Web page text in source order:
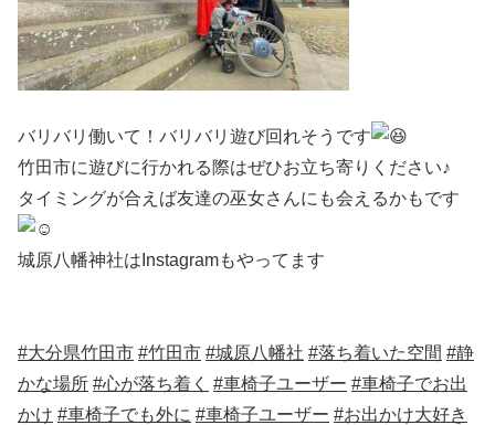
バリバリ働いて！バリバリ遊び回れそうです
竹田市に遊びに行かれる際はぜひお立ち寄りください♪
タイミングが合えば友達の巫女さんにも会えるかもです
城原八幡神社はInstagramもやってます
#大分県竹田市 #竹田市 #城原八幡社 #落ち着いた空間 #静
かな場所 #心が落ち着く #車椅子ユーザー #車椅子でお出
かけ #車椅子でも外に #車椅子ユーザー #お出かけ大好き